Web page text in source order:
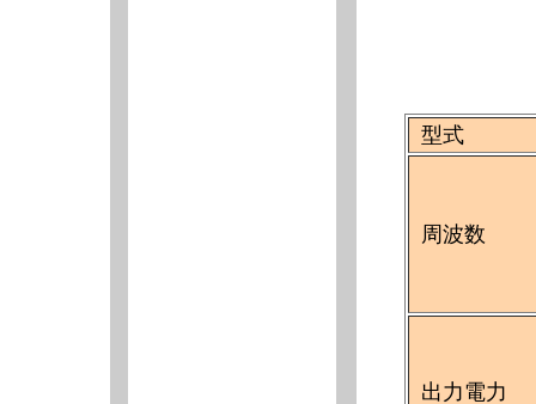
型式
周波数
出力電力